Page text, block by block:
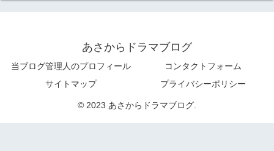
あさからドラマブログ
当ブログ管理人のプロフィール
コンタクトフォーム
サイトマップ
プライバシーポリシー
© 2023 あさからドラマブログ.